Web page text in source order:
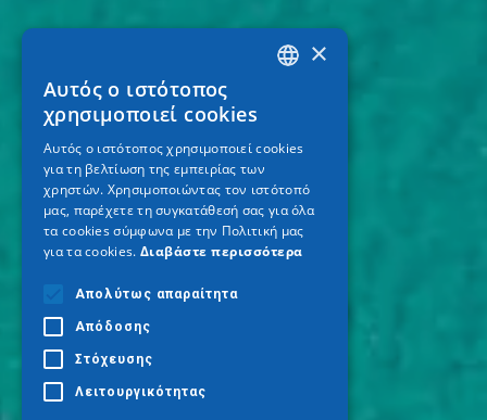
×
Αυτός ο ιστότοπος
χρησιμοποιεί cookies
Αυτός ο ιστότοπος χρησιμοποιεί cookies
για τη βελτίωση της εμπειρίας των
χρηστών. Χρησιμοποιώντας τον ιστότοπό
μας, παρέχετε τη συγκατάθεσή σας για όλα
τα cookies σύμφωνα με την Πολιτική μας
για τα cookies. Διαβάστε περισσότερα
Απολύτως απαραίτητα
Απόδοσης
Στόχευσης
Λειτουργικότητας